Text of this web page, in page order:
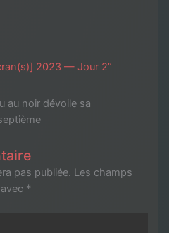
2023 — Jour 2”
au noir dévoile sa
pas publiée. Les champs
*